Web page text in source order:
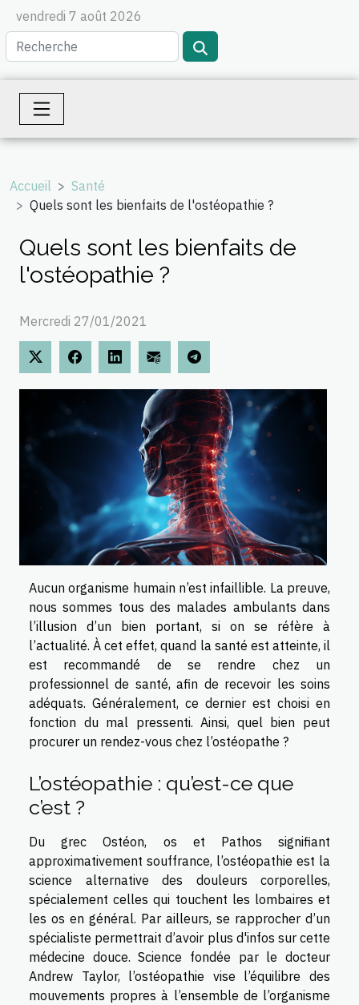
vendredi 7 août 2026
Accueil
Santé
Quels sont les bienfaits de l'ostéopathie ?
Quels sont les bienfaits de
l'ostéopathie ?
Mercredi 27/01/2021
Aucun organisme humain n’est infaillible. La preuve,
nous sommes tous des malades ambulants dans
l’illusion d’un bien portant, si on se réfère à
l’actualité. À cet effet, quand la santé est atteinte, il
est recommandé de se rendre chez un
professionnel de santé, afin de recevoir les soins
adéquats. Généralement, ce dernier est choisi en
fonction du mal pressenti. Ainsi, quel bien peut
procurer un rendez-vous chez l’ostéopathe ?
L’ostéopathie : qu’est-ce que
c’est ?
Du grec Ostéon, os et Pathos signifiant
approximativement souffrance, l’ostéopathie est la
science alternative des douleurs corporelles,
spécialement celles qui touchent les lombaires et
les os en général. Par ailleurs, se rapprocher d’un
spécialiste permettrait d’avoir plus d'infos sur cette
médecine douce. Science fondée par le docteur
Andrew Taylor, l’ostéopathie vise l’équilibre des
mouvements propres à l’ensemble de l’organisme